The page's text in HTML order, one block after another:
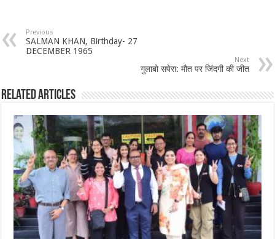
Previous
SALMAN KHAN, Birthday- 27
DECEMBER 1965
Next
गुलाबो सपेरा: मौत पर जिंदगी की जीत
Related Articles